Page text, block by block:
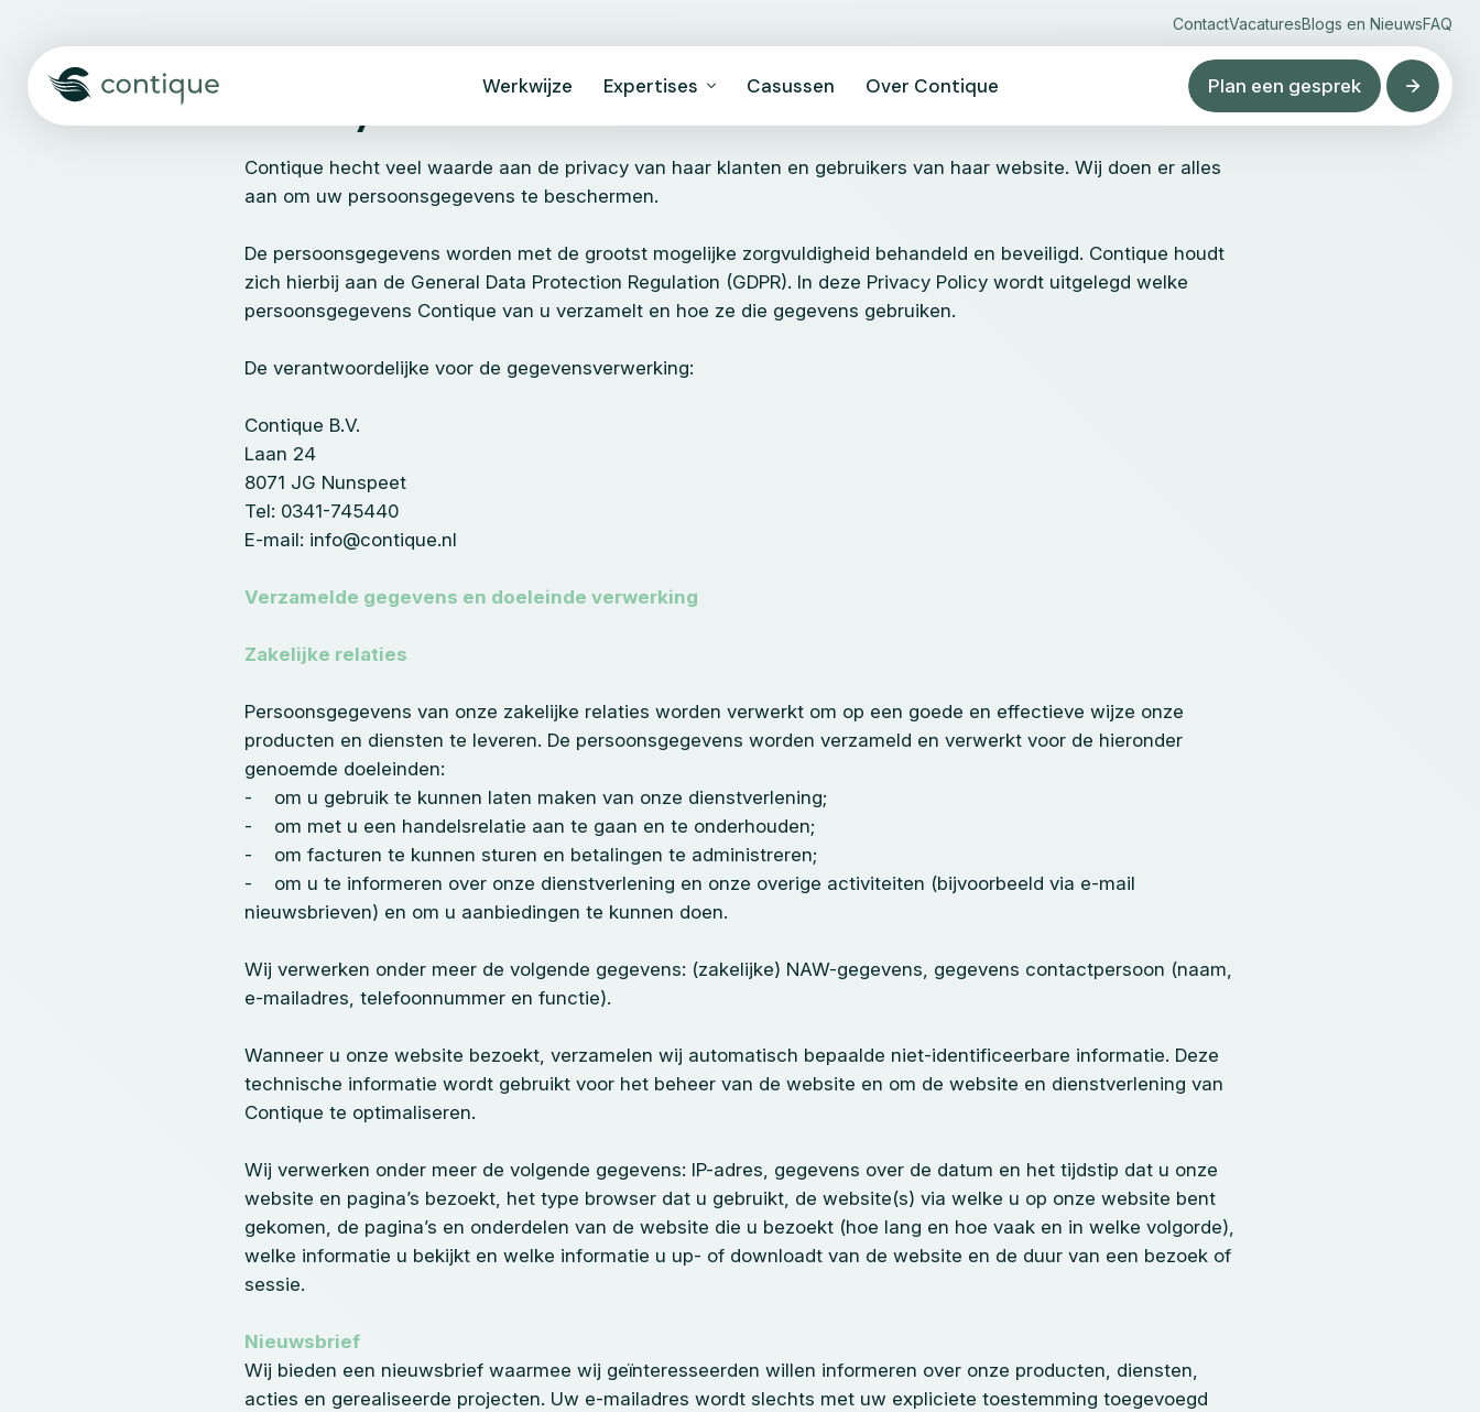
ContactVacaturesBlogs en NieuwsFAQ
Werkwijze Expertises Casussen Over Contique Plan een gesprek
Privacy
Contique hecht veel waarde aan de privacy van haar klanten en gebruikers van haar website. Wij doen er alles
aan om uw persoonsgegevens te beschermen.
De persoonsgegevens worden met de grootst mogelijke zorgvuldigheid behandeld en beveiligd. Contique houdt
zich hierbij aan de General Data Protection Regulation (GDPR). In deze Privacy Policy wordt uitgelegd welke
persoonsgegevens Contique van u verzamelt en hoe ze die gegevens gebruiken.
De verantwoordelijke voor de gegevensverwerking:
Contique B.V.
Laan 24
8071 JG Nunspeet
Tel: 0341-745440
E-mail: info@contique.nl
Verzamelde gegevens en doeleinde verwerking
Zakelijke relaties
Persoonsgegevens van onze zakelijke relaties worden verwerkt om op een goede en effectieve wijze onze
producten en diensten te leveren. De persoonsgegevens worden verzameld en verwerkt voor de hieronder
genoemde doeleinden:
- om u gebruik te kunnen laten maken van onze dienstverlening;
- om met u een handelsrelatie aan te gaan en te onderhouden;
- om facturen te kunnen sturen en betalingen te administreren;
- om u te informeren over onze dienstverlening en onze overige activiteiten (bijvoorbeeld via e-mail
nieuwsbrieven) en om u aanbiedingen te kunnen doen.
Wij verwerken onder meer de volgende gegevens: (zakelijke) NAW-gegevens, gegevens contactpersoon (naam,
e-mailadres, telefoonnummer en functie).
Wanneer u onze website bezoekt, verzamelen wij automatisch bepaalde niet-identificeerbare informatie. Deze
technische informatie wordt gebruikt voor het beheer van de website en om de website en dienstverlening van
Contique te optimaliseren.
Wij verwerken onder meer de volgende gegevens: IP-adres, gegevens over de datum en het tijdstip dat u onze
website en pagina’s bezoekt, het type browser dat u gebruikt, de website(s) via welke u op onze website bent
gekomen, de pagina’s en onderdelen van de website die u bezoekt (hoe lang en hoe vaak en in welke volgorde),
welke informatie u bekijkt en welke informatie u up- of downloadt van de website en de duur van een bezoek of
sessie.
Nieuwsbrief
Wij bieden een nieuwsbrief waarmee wij geïnteresseerden willen informeren over onze producten, diensten,
acties en gerealiseerde projecten. Uw e-mailadres wordt slechts met uw expliciete toestemming toegevoegd